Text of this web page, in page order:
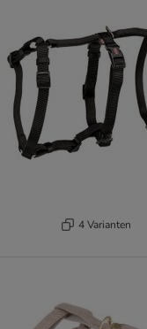
4 Varianten